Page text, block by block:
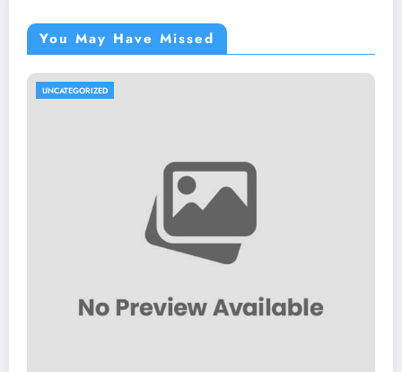
You May Have Missed
UNCATEGORIZED